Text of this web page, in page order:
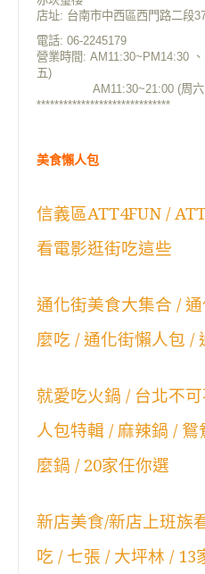
店址: 台南市中西區西門路二段
電話: 06-2245179
營業時間: AM11:30~PM14:30
五)
AM11:30~21:00 (周六
******************************
美食懶人包
信義區ATT4FUN /
看電影逛街吃這些
通化街美食大集合 /
麼吃 / 通化街懶人包 /
就愛吃火鍋 / 台北不
人包特輯 / 麻辣鍋 /
麼鍋 / 20家任你選
新店美食/新店上班族
吃 / 七張 / 大坪林 / 13